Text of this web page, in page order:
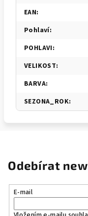
EAN:
Pohlaví:
POHLAVI:
VELIKOST:
BARVA:
SEZONA_ROK:
Odebírat
E-mail